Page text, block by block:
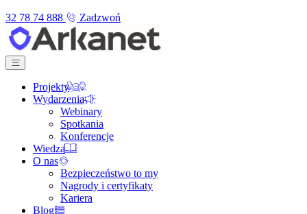
32 78 74 888
Zadzwoń
Projekty
Wydarzenia
Webinary
Spotkania
Konferencje
Wiedza
O nas
Bezpieczeństwo to my
Nagrody i certyfikaty
Kariera
Blog